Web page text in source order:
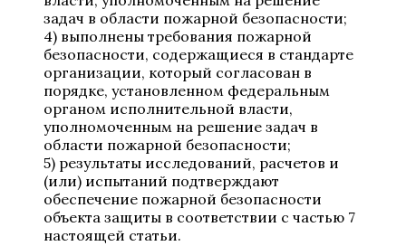
задач в области пожарной безопасности;
4) выполнены требования пожарной
безопасности, содержащиеся в стандарте
организации, который согласован в
порядке, установленном федеральным
органом исполнительной власти,
уполномоченным на решение задач в
области пожарной безопасности;
5) результаты исследований, расчетов и
(или) испытаний подтверждают
обеспечение пожарной безопасности
объекта защиты в соответствии с частью 7
настоящей статьи.